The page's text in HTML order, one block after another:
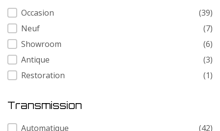
Condition
Occasion
(39)
Neuf
(7)
Showroom
(6)
Antique
(3)
Restoration
(1)
Transmission
Automatique
(42)